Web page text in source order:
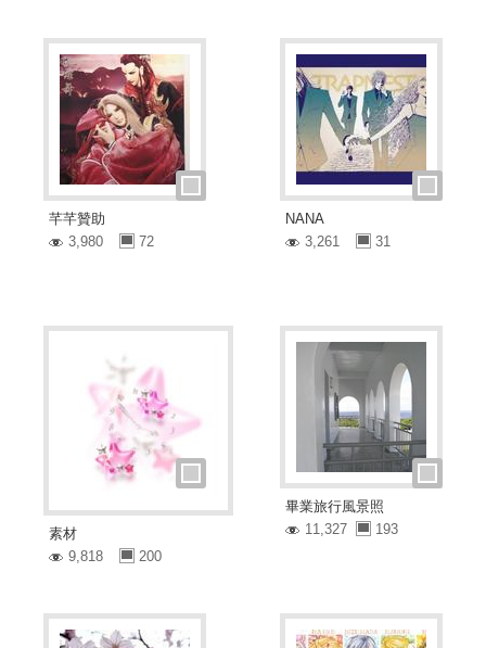
芊芊贊助
3,980
72
NANA
3,261
31
素材
9,818
200
畢業旅行風景照
11,327
193